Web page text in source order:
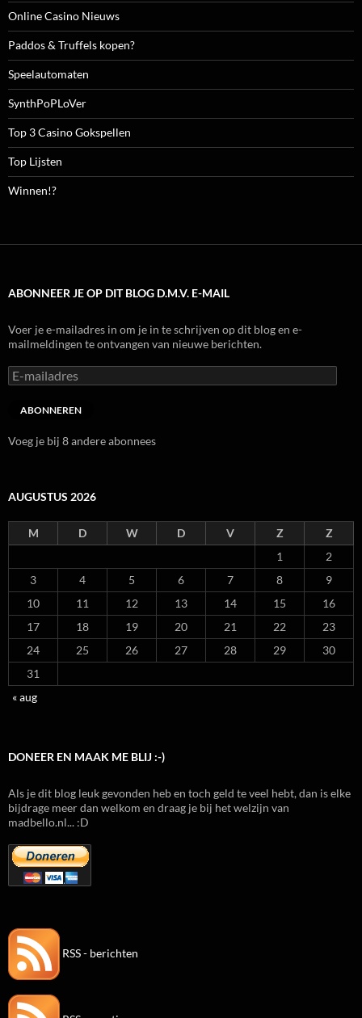
Online Casino Nieuws
Paddos & Truffels kopen?
Speelautomaten
SynthPoPLoVer
Top 3 Casino Gokspellen
Top Lijsten
Winnen!?
ABONNEER JE OP DIT BLOG D.M.V. E-MAIL
Voer je e-mailadres in om je in te schrijven op dit blog en e-
mailmeldingen te ontvangen van nieuwe berichten.
E-
mailadres
ABONNEREN
Voeg je bij 8 andere abonnees
AUGUSTUS 2026
M D W D V Z
Z
1
2
3
4 5 6 7 8
9
10
11 12 13 14 15
16
17
18 19 20 21 22
23
24
25 26 27 28 29
30
31
« aug
DONEER EN MAAK ME BLIJ :-)
Als je dit blog leuk gevonden heb en toch geld te veel hebt, dan is elke
bijdrage meer dan welkom en draag je bij het welzijn van
madbello.nl... :D
RSS - berichten